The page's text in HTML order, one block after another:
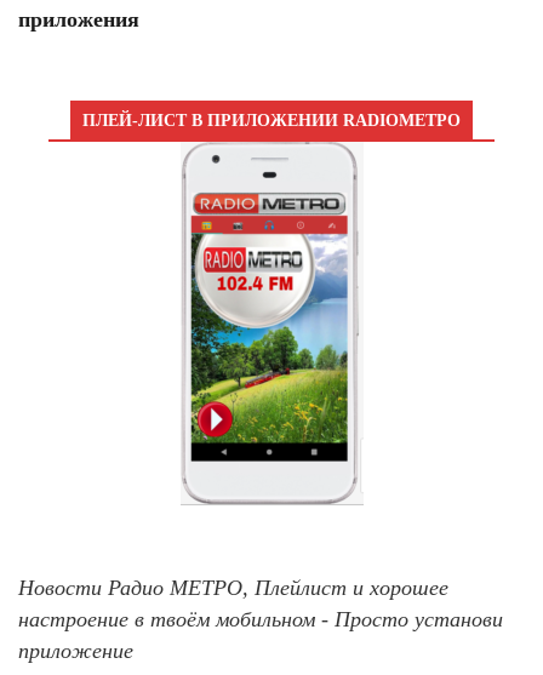
приложения
ПЛЕЙ-ЛИСТ В ПРИЛОЖЕНИИ RADIOМЕТРО
Новости Радио МЕТРО, Плейлист и хорошее
настроение в твоём мобильном - Просто установи
приложение